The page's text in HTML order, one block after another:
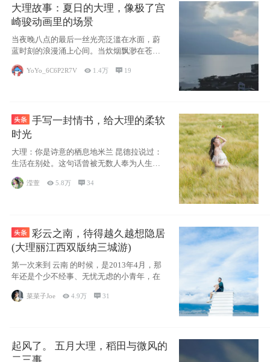
大理故事：夏日的大理，像极了宫
崎骏动画里的场景
当夜晚八点的最后一丝光亮泛滥在水面，蔚
蓝时刻的浪漫涌上心间。当炊烟飘渺在苍山
YoYo_6C6P2R7V  1.4万  19
手写一封情书，给大理的柔软
时光
大理：你是诗意的栖息地米兰 昆德拉说过：
生活在别处。这句话曾被无数人奉为人生信
条，并
滢萱 5.8万 34
彩云之南，待得越久越想隐居
(大理丽江西双版纳三城游)
第一次来到 云南 的时候，是2013年4月，那
年还是个少不经事、无忧无虑的小青年，在
菜菜子Joe 4.9万  31
起风了。 五月大理，稻田与微风的